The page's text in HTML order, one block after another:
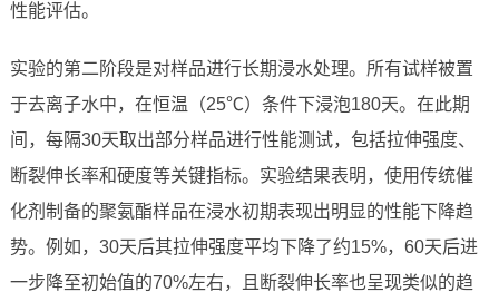
性能评估。
实验的第二阶段是对样品进行长期浸水处理。所有试样被置
于去离子水中，在恒温（25℃）条件下浸泡180天。在此期
间，每隔30天取出部分样品进行性能测试，包括拉伸强度、
断裂伸长率和硬度等关键指标。实验结果表明，使用传统催
化剂制备的聚氨酯样品在浸水初期表现出明显的性能下降趋
势。例如，30天后其拉伸强度平均下降了约15%，60天后进
一步降至初始值的70%左右，且断裂伸长率也呈现类似的趋